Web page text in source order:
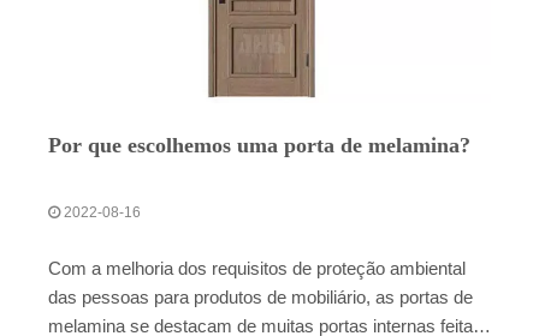
Por que escolhemos uma porta de melamina?
2022-08-16
Com a melhoria dos requisitos de proteção ambiental
das pessoas para produtos de mobiliário, as portas de
melamina se destacam de muitas portas internas feitas